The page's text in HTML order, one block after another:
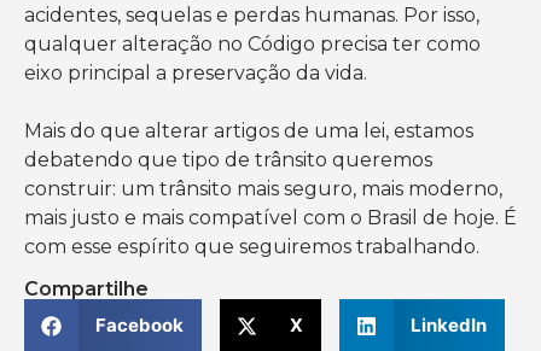
acidentes, sequelas e perdas humanas. Por isso,
qualquer alteração no Código precisa ter como
eixo principal a preservação da vida.
Mais do que alterar artigos de uma lei, estamos
debatendo que tipo de trânsito queremos
construir: um trânsito mais seguro, mais moderno,
mais justo e mais compatível com o Brasil de hoje. É
com esse espírito que seguiremos trabalhando.
Compartilhe
Facebook
X LinkedIn